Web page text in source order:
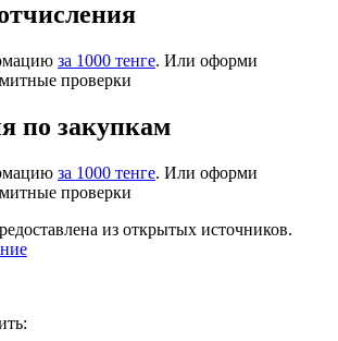
за 1000 тенге. Или оформи
проверки
по закупкам
за 1000 тенге. Или оформи
проверки
из открытых источников.